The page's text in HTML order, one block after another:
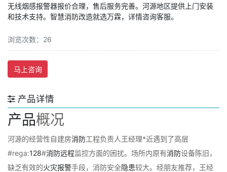
无线烟感报警器报价合理，售后服务完善。河源地区提供上门安装
和技术支持。智慧消防改造就选万霖，详情咨询客服。
浏览次数：26
马上咨询
产品详情
产品概况
河源的经营性自建房消防工程负责人王经理*近遇到了高层
#rega:128#消防远程监控方面的困扰。场所内原有消防设备陈旧，
缺乏有效的火灾报警手段，消防安全隐患较大。经朋友推荐，王经